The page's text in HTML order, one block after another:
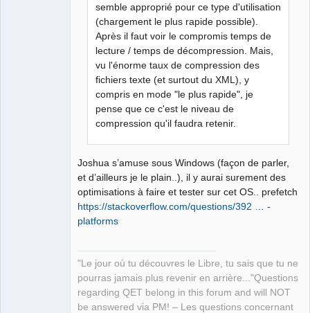
semble approprié pour ce type d'utilisation
(chargement le plus rapide possible).
Après il faut voir le compromis temps de
lecture / temps de décompression. Mais,
vu l'énorme taux de compression des
fichiers texte (et surtout du XML), y
compris en mode "le plus rapide", je
pense que ce c'est le niveau de
compression qu'il faudra retenir.
Joshua s’amuse sous Windows (façon de parler,
et d’ailleurs je le plain..), il y aurai surement des
optimisations à faire et tester sur cet OS.. prefetch
https://stackoverflow.com/questions/392 … -
platforms
"Le jour où tu découvres le Libre, tu sais que tu ne
pourras jamais plus revenir en arrière..."Questions
regarding QET belong in this forum and will NOT
be answered via PM! – Les questions concernant